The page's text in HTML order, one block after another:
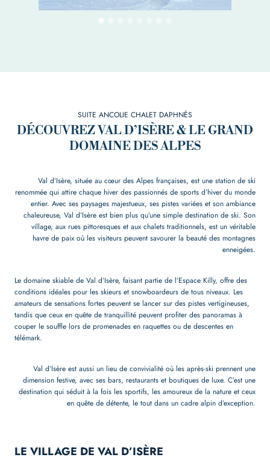
SUITE ANCOLIE CHALET DAPHNÉS
DÉCOUVREZ VAL D’ISÈRE & LE GRAND
DOMAINE DES ALPES
Val d’Isère, située au cœur des Alpes françaises, est une station de ski
renommée qui attire chaque hiver des passionnés de sports d’hiver du monde
entier. Avec ses paysages majestueux, ses pistes variées et son ambiance
chaleureuse, Val d’Isère est bien plus qu’une simple destination de ski. Son
village, aux rues pittoresques et aux chalets traditionnels, est un véritable
havre de paix où les visiteurs peuvent savourer la beauté des montagnes
enneigées.
Le domaine skiable de Val d’Isère, faisant partie de l’Espace Killy, offre des
conditions idéales pour les skieurs et snowboardeurs de tous niveaux. Les
amateurs de sensations fortes peuvent se lancer sur des pistes vertigineuses,
tandis que ceux en quête de tranquillité peuvent profiter des panoramas à
couper le souffle lors de promenades en raquettes ou de descentes en
télémark.
Val d’Isère est aussi un lieu de convivialité où les après-ski prennent une
dimension festive, avec ses bars, restaurants et boutiques de luxe. C’est une
destination qui séduit à la fois les sportifs, les amoureux de la nature et ceux
en quête de détente, le tout dans un cadre alpin d’exception.
LE VILLAGE DE VAL D’ISÈRE